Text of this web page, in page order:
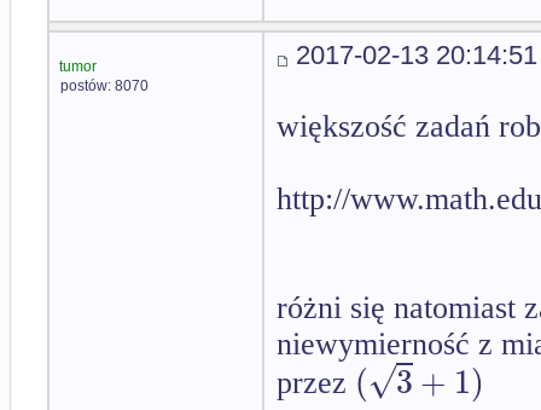
tumor
postów: 8070
2017-02-13 20:14:51
większość zadań
http://
różni się natomiast
niewymierność z
przez ( 3
√ + 1)